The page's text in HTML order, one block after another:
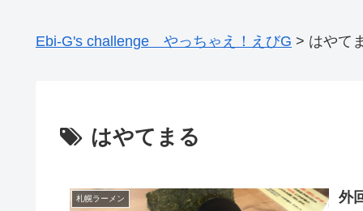
Ebi-G's challenge やっちゃえ！えびG > はやて
はやてまる
札幌ラーメン
外